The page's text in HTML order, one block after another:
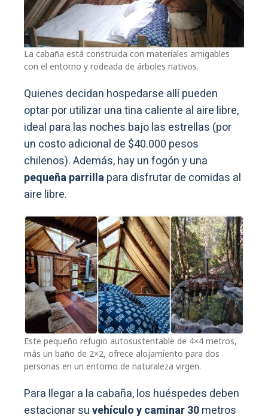
La cabaña está construida con materiales amigables
con el entorno y rodeada de árboles nativos.
Quienes decidan hospedarse allí pueden
optar por utilizar una tina caliente al aire libre,
ideal para las noches bajo las estrellas (por
un costo adicional de $40.000 pesos
chilenos). Además, hay un fogón y una
pequeña parrillapara disfrutar de comidas al
aire libre.
Este pequeño refugio autosustentable de 4×4 metros,
más un baño de 2×2, ofrece alojamiento para dos
personas en un entorno de naturaleza virgen.
Para llegar a la cabaña, los huéspedes deben
estacionar suvehículo y caminar 30metros